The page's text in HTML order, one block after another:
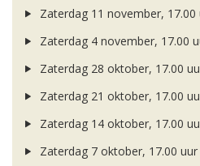
Zaterdag 11 november, 17.00
Zaterdag 4 november, 17.00
Zaterdag 28 oktober, 17.00
Zaterdag 21 oktober, 17.00
Zaterdag 14 oktober, 17.00
Zaterdag 7 oktober, 17.00 uur